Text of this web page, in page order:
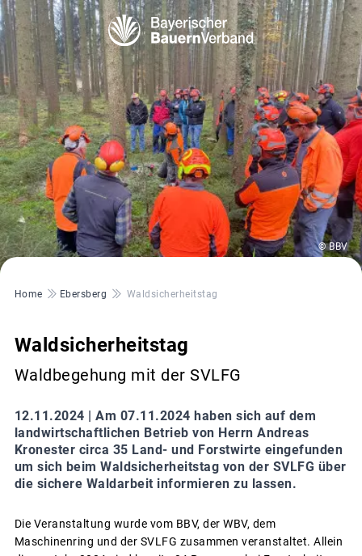
© BBV
Pfadnavigation
Home Ebersberg Waldsicherheitstag
Waldsicherheitstag
Waldbegehung mit der SVLFG
12.11.2024 | Am 07.11.2024 haben sich auf dem
landwirtschaftlichen Betrieb von Herrn Andreas
Kronester circa 35 Land- und Forstwirte eingefunden
um sich beim Waldsicherheitstag von der SVLFG über
die sichere Waldarbeit informieren zu lassen.
Die Veranstaltung wurde vom BBV, der WBV, dem
Maschinenring und der SVLFG zusammen veranstaltet. Allein